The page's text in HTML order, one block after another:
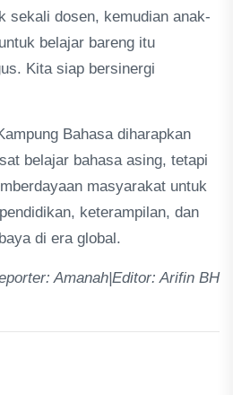
sekali dosen, kemudian anak-
belajar bareng itu
Kita siap bersinergi
Bahasa diharapkan
belajar bahasa asing, tetapi
masyarakat untuk
keterampilan, dan
di era global.
Amanah|Editor: Arifin BH